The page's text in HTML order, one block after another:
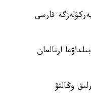
شىعىسىندا ورنالاسقان 500 ورىندىق تۋبەركۋلەزگە قارسى
كەشەنى (ءبىر اۋىسىمدا 350 ەرەسەكتى قابىلداۋعا ارنالعان
وڭالتۋ